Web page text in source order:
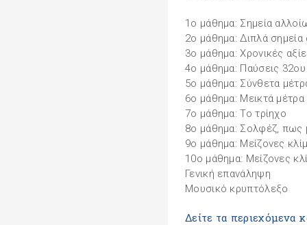
1ο μάθημα: Σημεία
2ο μάθημα: Διπλά σημεία
3ο μάθημα: Χρονικές
4ο μάθημα: Παύσεις
5ο μάθημα: Σύνθετα
6ο μάθημα: Μεικτά μέτρα
7ο μάθημα: Το τρίηχο
8ο μάθημα: Σολφέζ, πως
9ο μάθημα: Μείζονες
10ο μάθημα: Μείζονες
Γενική επανάληψη
Μουσικό κρυπτόλεξο
Δείτε τα περιεχόμενα